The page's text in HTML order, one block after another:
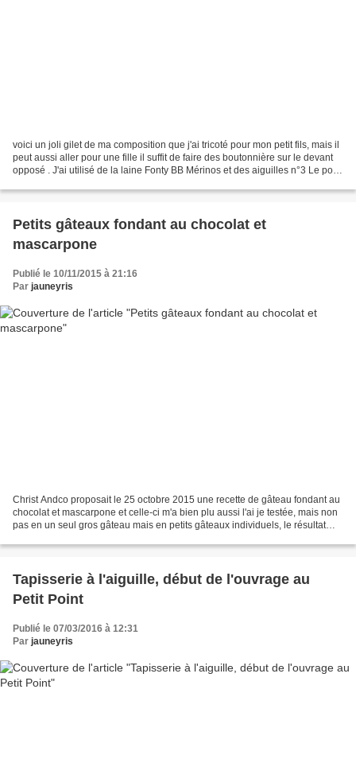
voici un joli gilet de ma composition que j'ai tricoté pour mon petit fils, mais il
peut aussi aller pour une fille il suffit de faire des boutonnière sur le devant
opposé . J'ai utilisé de la laine Fonty BB Mérinos et des aiguilles n°3 Le point
Petits gâteaux fondant au chocolat et
mascarpone
Publié le 10/11/2015 à 21:16
Par jauneyris
Christ Andco proposait le 25 octobre 2015 une recette de gâteau fondant au
chocolat et mascarpone et celle-ci m'a bien plu aussi l'ai je testée, mais non
pas en un seul gros gâteau mais en petits gâteaux individuels, le résultat
Tapisserie à l'aiguille, début de l'ouvrage au
Petit Point
Publié le 07/03/2016 à 12:31
Par jauneyris